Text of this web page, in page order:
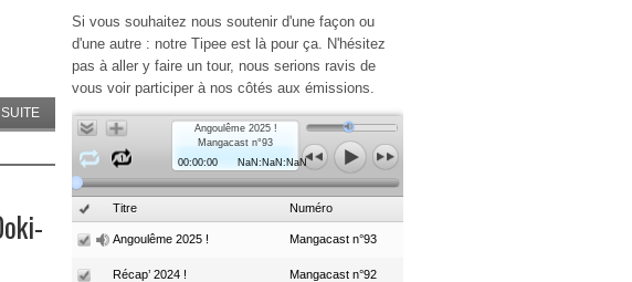
Si vous souhaitez nous soutenir d'une façon ou
d'une autre : notre Tipee est là pour ça. N'hésitez
pas à aller y faire un tour, nous serions ravis de
vous voir participer à nos côtés aux émissions.
Angoulême 2025 !
Mangacast n°93
00:00:00
NaN:NaN:NaN
Titre Numéro
Angoulême 2025 ! Mangacast n°93
Récap’ 2024 ! Mangacast n°92